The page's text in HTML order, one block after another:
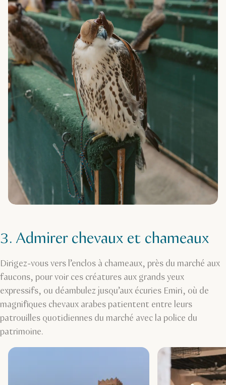
3. Admirer chevaux et chameaux
Dirigez-vous vers l’enclos à chameaux, près du marché aux
faucons, pour voir ces créatures aux grands yeux
expressifs, ou déambulez jusqu’aux écuries Emiri, où de
magnifiques chevaux arabes patientent entre leurs
patrouilles quotidiennes du marché avec la police du
patrimoine.